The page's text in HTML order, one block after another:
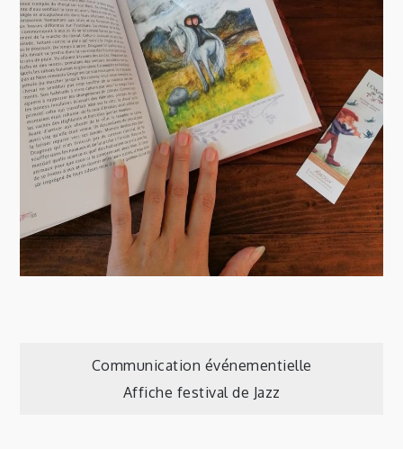
Navigation
Communication événementielle
Affiche festival de Jazz